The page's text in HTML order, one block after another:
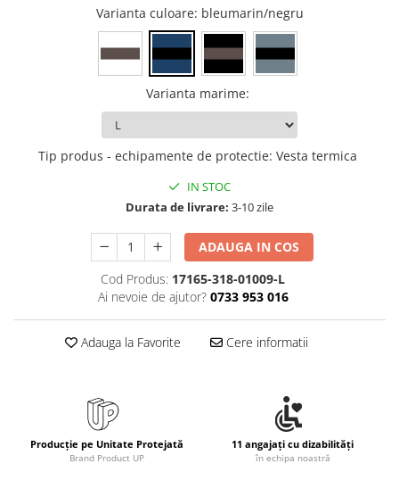
Varianta culoare: bleumarin/negru
Varianta marime:
Tip produs - echipamente de protectie: Vesta termica
IN STOC
Durata de livrare: 3-10 zile
ADAUGA IN COS
Cod Produs: 17165-318-01009-L
Ai nevoie de ajutor? 0733 953 016
Adauga la Favorite Cere informatii
Producție pe Unitate Protejată
Brand Product UP
11 angajați cu dizabilități
în echipa noastră